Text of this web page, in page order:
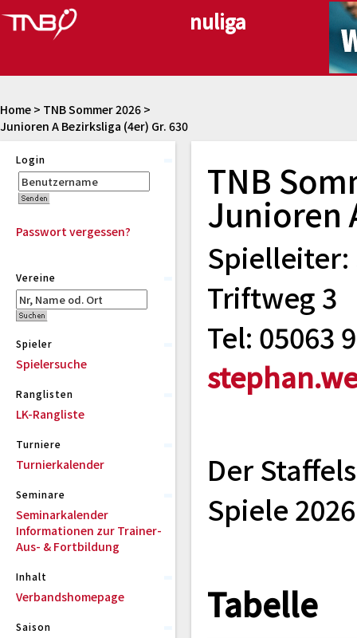
Junioren A Bezirksliga (4er) Gr. 630
Home > TNB Sommer 2026 >
Login
Passwort vergessen?
Vereine
Spieler
Spielersuche
Ranglisten
LK-Rangliste
Turniere
Turnierkalender
Seminare
Seminarkalender
Informationen zur Trainer-
Aus- & Fortbildung
Inhalt
Verbandshomepage
Saison
TNB
Junioren
Spielleiter:
Triftweg 3
Tel: 05063
Der
Spiele
Tabelle